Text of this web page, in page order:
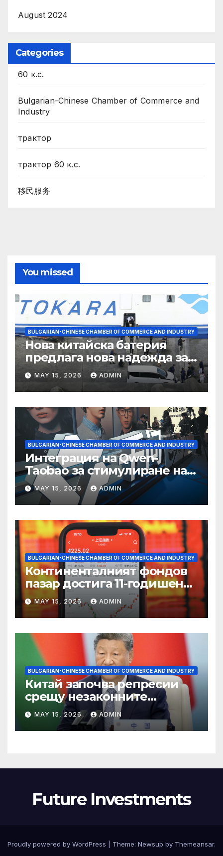
August 2024
Categories
60 к.с.
Bulgarian-Chinese Chamber of Commerce and
Industry
трактор
трактор 60 к.с.
移民服务
You missed
BULGARIAN-CHINESE CHAMBER OF COMMERCE AND INDUSTRY
Нова китайска батерия
предлага нова надежда за
съхранение на водород
MAY 15, 2026 ADMIN
BULGARIAN-CHINESE CHAMBER OF COMMERCE AND INDUSTRY
Интеграция на Qwen-
Taobao за стимулиране на
пазаруването 618
MAY 15, 2026 ADMIN
BULGARIAN-CHINESE CHAMBER OF COMMERCE AND INDUSTRY
Континенталният фондов
пазар достига 11-годишен
връх
MAY 15, 2026 ADMIN
BULGARIAN-CHINESE CHAMBER OF COMMERCE AND INDUSTRY
Китай започва репресии
срещу незаконните
практики в сектора на TCM
MAY 15, 2026 ADMIN
Future Investments
Proudly powered by WordPress Theme: Newsup by Themeansar.